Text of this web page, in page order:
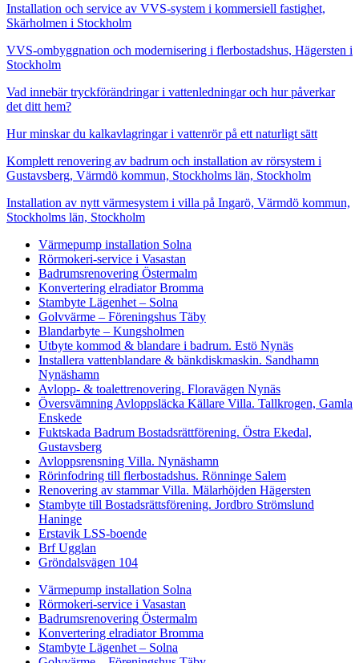
Installation och service av VVS-system i kommersiell fastighet,
Skärholmen i Stockholm
VVS-ombyggnation och modernisering i flerbostadshus, Hägersten i
Stockholm
Vad innebär tryckförändringar i vattenledningar och hur påverkar
det ditt hem?
Hur minskar du kalkavlagringar i vattenrör på ett naturligt sätt
Komplett renovering av badrum och installation av rörsystem i
Gustavsberg, Värmdö kommun, Stockholms län, Stockholm
Installation av nytt värmesystem i villa på Ingarö, Värmdö kommun,
Stockholms län, Stockholm
Värmepump installation Solna
Rörmokeri-service i Vasastan
Badrumsrenovering Östermalm
Konvertering elradiator Bromma
Stambyte Lägenhet – Solna
Golvvärme – Föreningshus Täby
Blandarbyte – Kungsholmen
Utbyte kommod & blandare i badrum. Estö Nynäs
Installera vattenblandare & bänkdiskmaskin. Sandhamn
Nynäshamn
Avlopp- & toalettrenovering. Floravägen Nynäs
Översvämning Avloppsläcka Källare Villa. Tallkrogen, Gamla
Enskede
Fuktskada Badrum Bostadsrättförening. Östra Ekedal,
Gustavsberg
Avloppsrensning Villa. Nynäshamn
Rörinfodring till flerbostadshus. Rönninge Salem
Renovering av stammar Villa. Mälarhöjden Hägersten
Stambyte till Bostadsrättsförening. Jordbro Strömslund
Haninge
Erstavik LSS-boende
Brf Ugglan
Gröndalsvägen 104
Värmepump installation Solna
Rörmokeri-service i Vasastan
Badrumsrenovering Östermalm
Konvertering elradiator Bromma
Stambyte Lägenhet – Solna